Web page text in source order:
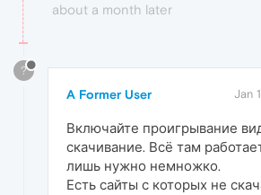
about a month later
?
A Former User Jan
Включайте проигрывание
скачивание. Всё там
лишь нужно немножко.
Есть сайты с которых не